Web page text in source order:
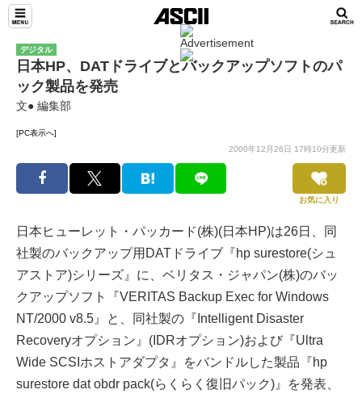
デジタル
日本HP、DATドライブとバックアップソフトのパ
ック製品を発売
文● 編集部
[PC表示へ]
2000年12月26日 17時10分更新
お気に入り
日本ヒューレット・パッカード(株)(日本HP)は26日、同
社製のバックアップ用DATドライブ『hp surestore(シュ
アストア)シリーズ』に、ベリタス・ジャパン(株)のバッ
クアップソフト『VERITAS Backup Exec for Windows
NT/2000 v8.5』と、同社製の『Intelligent Disaster
Recoveryオプション』(IDRオプション)および『Ultra
Wide SCSIホストアダプタ』をバンドルした製品『hp
surestore dat obdr pack(らくらく復旧パック)』を発表、